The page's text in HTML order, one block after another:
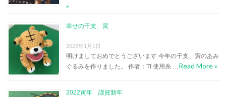
»
幸せの干支 寅
2022年1月1日
明けましておめでとうございます 今年の干支、寅のあみ
ぐるみを作りました。 作者：TI 使用糸 …Read More »
2022寅年 謹賀新年